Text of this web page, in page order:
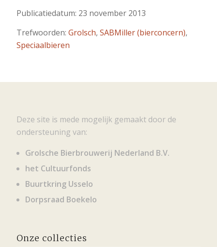
Publicatiedatum: 23 november 2013
Trefwoorden: Grolsch, SABMiller (bierconcern),
Speciaalbieren
Deze site is mede mogelijk gemaakt door de
ondersteuning van:
Grolsche Bierbrouwerij Nederland B.V.
het Cultuurfonds
Buurtkring Usselo
Dorpsraad Boekelo
Onze collecties